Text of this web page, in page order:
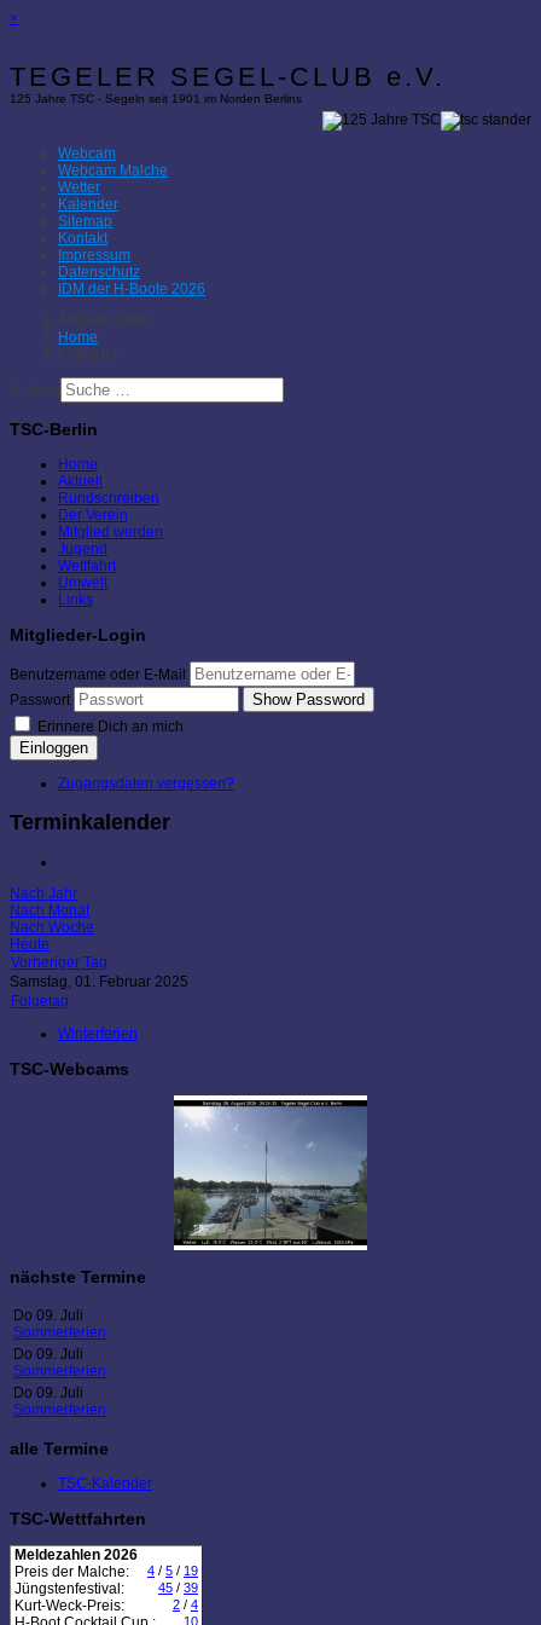
×
TEGELER SEGEL-CLUB e.V.
125 Jahre TSC - Segeln seit 1901 im Norden Berlins
Webcam
Webcam Malche
Wetter
Kalender
Sitemap
Kontakt
Impressum
Datenschutz
IDM der H-Boote 2026
Aktuelle Seite:
Home
Kalender
Suchen
TSC-Berlin
Home
Aktuell
Rundschreiben
Der Verein
Mitglied werden
Jugend
Wettfahrt
Umwelt
Links
Mitglieder-Login
Benutzername oder E-Mail
Passwort
Show Password
Erinnere Dich an mich
Einloggen
Zugangsdaten vergessen?
Terminkalender
Nach Jahr
Nach Monat
Nach Woche
Heute
Vorheriger Tag
Samstag, 01. Februar 2025
Folgetag
Winterferien
TSC-Webcams
nächste Termine
Do 09. Juli
Sommerferien
Do 09. Juli
Sommerferien
Do 09. Juli
Sommerferien
alle Termine
TSC-Kalender
TSC-Wettfahrten
Meldezahlen 2026
Preis der Malche:
4 / 5 / 19
Jüngstenfestival: 45 / 39
Kurt-Weck-Preis: 2 / 4
10